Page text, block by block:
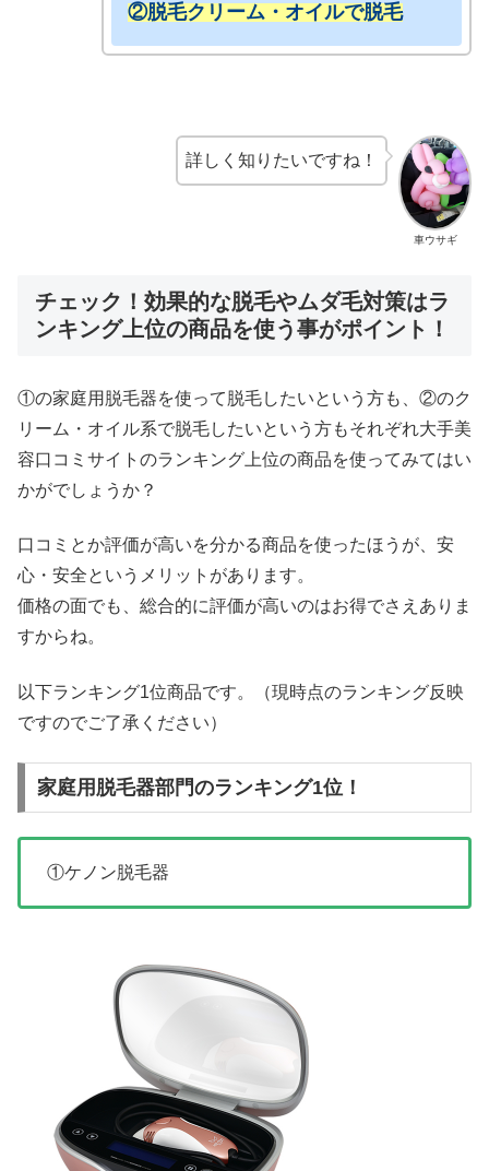
②脱毛クリーム・オイルで脱毛
車ウサギ
詳しく知りたいですね！
チェック！効果的な脱毛やムダ毛対策はラ
ンキング上位の商品を使う事がポイント！
①の家庭用脱毛器を使って脱毛したいという方も、②のク
リーム・オイル系で脱毛したいという方もそれぞれ大手美
容口コミサイトのランキング上位の商品を使ってみてはい
かがでしょうか？
口コミとか評価が高いを分かる商品を使ったほうが、安
心・安全というメリットがあります。
価格の面でも、総合的に評価が高いのはお得でさえありま
すからね。
以下ランキング1位商品です。（現時点のランキング反映
ですのでご了承ください）
家庭用脱毛器部門のランキング1位！
①ケノン脱毛器